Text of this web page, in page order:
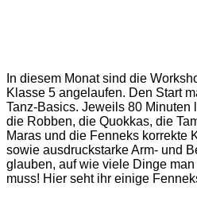
In diesem Monat sind die
Klasse 5 angelaufen. Den Start
Tanz-Basics. Jeweils 80 Minuten
die Robben, die Quokkas, die
Maras und die Fenneks korrekte
sowie ausdruckstarke Arm- und
glauben, auf wie viele Dinge
muss! Hier seht ihr einige